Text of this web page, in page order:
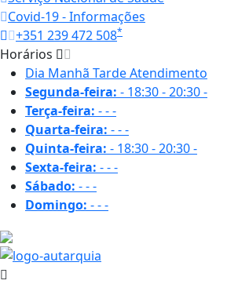
Covid-19 - Informações
+351 239 472 508*
Horários
Dia Manhã TardeAtendimento
Segunda-feira: - 18:30 - 20:30-
Terça-feira: ---
Quarta-feira: ---
Quinta-feira: - 18:30 - 20:30-
Sexta-feira: ---
Sábado: ---
Domingo: ---